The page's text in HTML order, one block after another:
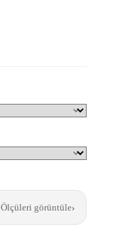
Ölçüleri görüntüle›